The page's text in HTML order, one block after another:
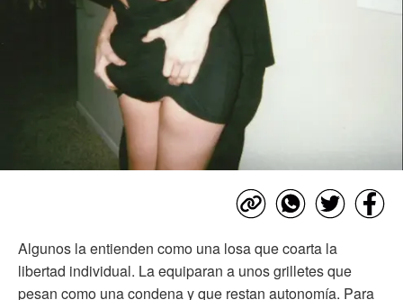
Algunos la entienden como una losa que coarta la
libertad individual. La equiparan a unos grilletes que
pesan como una condena y que restan autonomía. Para